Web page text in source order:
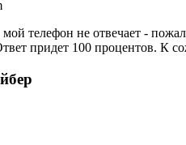
телефон не отвечает -
придет 100 процентов. К